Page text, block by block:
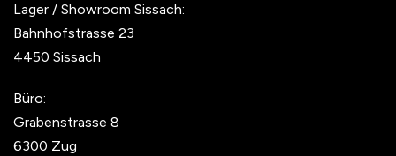
Lager / Showroom Sissach:
Bahnhofstrasse 23
4450 Sissach
Büro:
Grabenstrasse 8
6300 Zug